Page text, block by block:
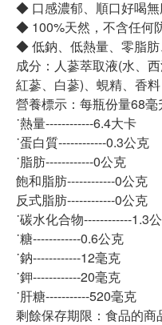
◆ 口感濃郁、順口好喝
◆ 100%天然，不含任何
◆ 低鈉、低熱量、零脂
成分：人蔘萃取液(水、
紅蔘、白蔘)、蜆精、香料
營養標示：每瓶份量68
˙熱量------------6.4大卡
˙蛋白質------------0.3公克
˙脂肪------------0公克
飽和脂肪------------0公克
反式脂肪------------0公克
˙碳水化合物------------1.3
˙糖------------0.6公克
˙鈉------------12毫克
˙鉀------------20毫克
˙肝糖-----------520毫克
剩餘保存期限：食品的